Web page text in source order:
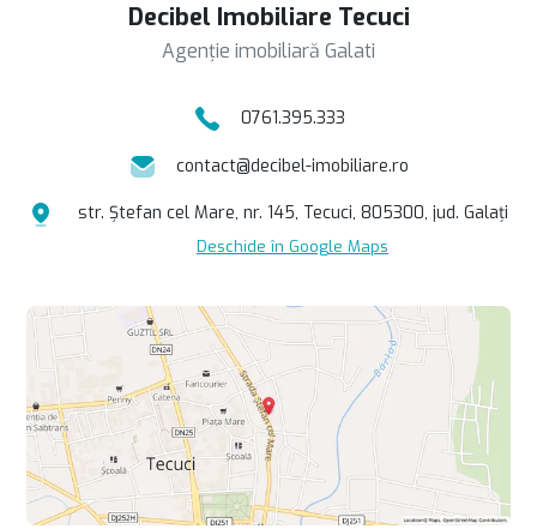
Decibel Imobiliare Tecuci
Agenție imobiliară Galati
0761.395.333
contact@decibel-imobiliare.ro
str. Ștefan cel Mare, nr. 145, Tecuci, 805300, jud. Galați
Deschide în Google Maps